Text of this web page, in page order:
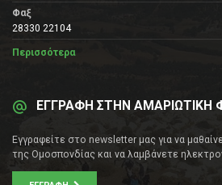
Φαξ
28330 22104
Περισσότερα
ΕΓΓΡΑΦΗ ΣΤΗΝ ΑΜΑΡΙΩΤΙΚΗ
Εγγραφείτε στο newsletter μας για να
της Ομοσπονδίας και να λαμβάνετε